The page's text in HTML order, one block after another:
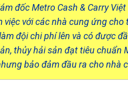
đốc Metro Cash & Carry
việc với các nhà cung ứng
đội chi phí lên và có được
thủy hải sản đạt tiêu chuẩn
bảo đảm đầu ra cho nhà